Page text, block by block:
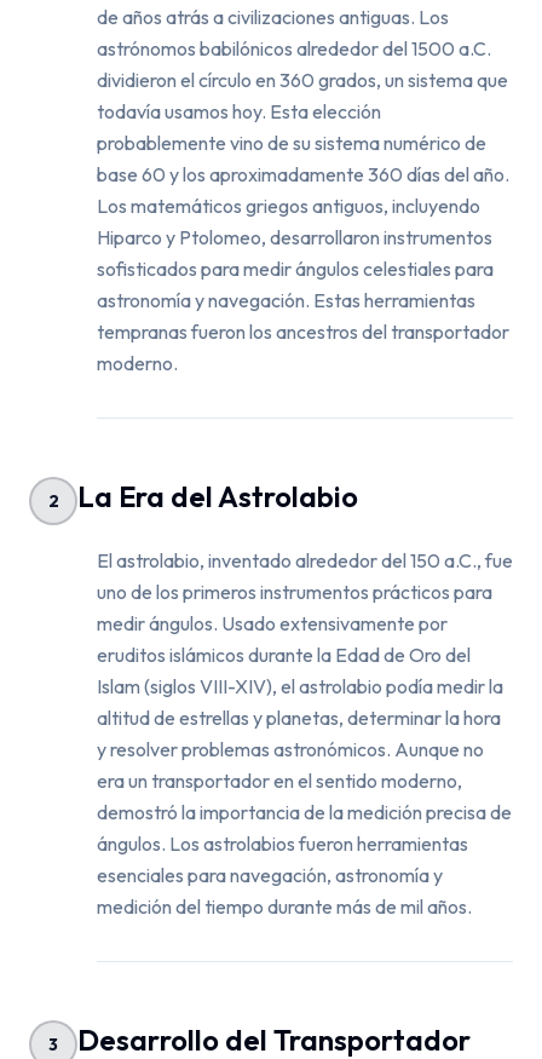
de años atrás a civilizaciones antiguas. Los
astrónomos babilónicos alrededor del 1500 a.C.
dividieron el círculo en 360 grados, un sistema que
todavía usamos hoy. Esta elección
probablemente vino de su sistema numérico de
base 60 y los aproximadamente 360 días del año.
Los matemáticos griegos antiguos, incluyendo
Hiparco y Ptolomeo, desarrollaron instrumentos
sofisticados para medir ángulos celestiales para
astronomía y navegación. Estas herramientas
tempranas fueron los ancestros del transportador
moderno.
2 La Era del Astrolabio
El astrolabio, inventado alrededor del 150 a.C., fue
uno de los primeros instrumentos prácticos para
medir ángulos. Usado extensivamente por
eruditos islámicos durante la Edad de Oro del
Islam (siglos VIII-XIV), el astrolabio podía medir la
altitud de estrellas y planetas, determinar la hora
y resolver problemas astronómicos. Aunque no
era un transportador en el sentido moderno,
demostró la importancia de la medición precisa de
ángulos. Los astrolabios fueron herramientas
esenciales para navegación, astronomía y
medición del tiempo durante más de mil años.
3
Desarrollo del Transportador